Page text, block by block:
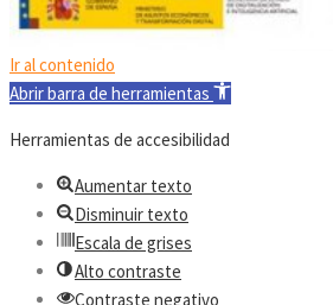
Ir al contenido
Abrir barra de herramientas
Herramientas de accesibilidad
Aumentar texto
Disminuir texto
Escala de grises
Alto contraste
Contraste negativo